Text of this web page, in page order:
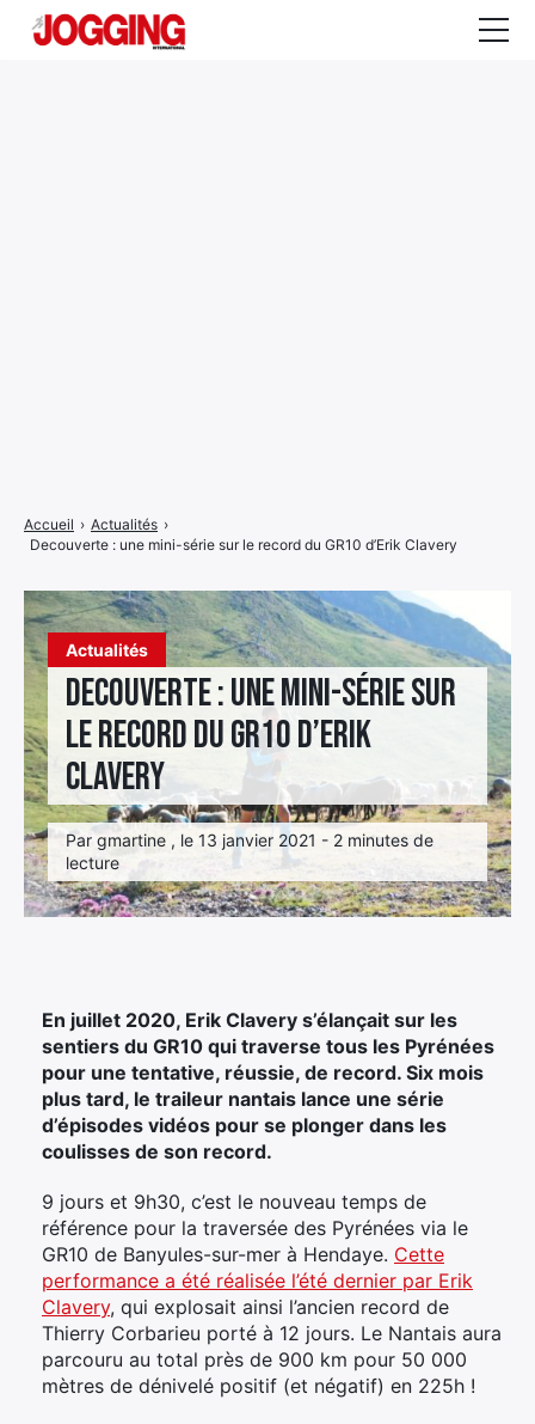
Actualités
Decouverte : une mini-série sur
le record du GR10 d’Erik
Clavery
Par gmartine , le 13 janvier 2021 - 2 minutes de
lecture
Accueil › Actualités ›
Decouverte : une mini-série sur le record du GR10 d’Erik Clavery
En juillet 2020, Erik Clavery s’élançait sur les
sentiers du GR10 qui traverse tous les Pyrénées
pour une tentative, réussie, de record. Six mois
plus tard, le traileur nantais lance une série
d’épisodes vidéos pour se plonger dans les
coulisses de son record.
9 jours et 9h30, c’est le nouveau temps de
référence pour la traversée des Pyrénées via le
GR10 de Banyules-sur-mer à Hendaye. Cette
performance a été réalisée l’été dernier par Erik
Clavery, qui explosait ainsi l’ancien record de
Thierry Corbarieu porté à 12 jours. Le Nantais aura
parcouru au total près de 900 km pour 50 000
mètres de dénivelé positif (et négatif) en 225h !
de
menu
Élément
de
menu
Élément
de
menu